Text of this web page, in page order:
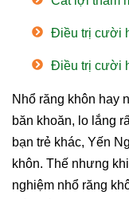
Điều trị cười
Điều trị cười
Nhổ răng khôn hay
băn khoăn, lo lắng
bạn trẻ khác, Yến
khôn. Thế nhưng
nghiệm nhổ răng